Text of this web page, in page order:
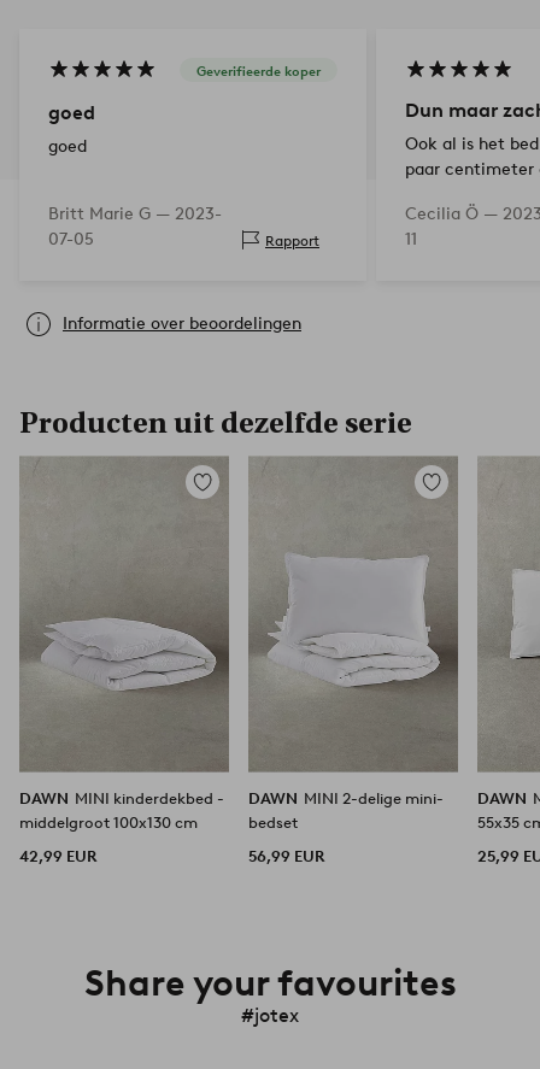
Geverifieerde koper
goed
goed
Britt Marie G — 2023-
07-05
Rapport
Dun maar
Ook al is het
paar centimeter
Cecilia Ö —
11
Informatie over beoordelingen
Producten uit dezelfde serie
Toevoegen
DAWN MINI kinderdekbed -
middelgroot 100x130 cm
42,99 EUR
Toevoegen
DAWN MINI 2-delige mini-
bedset
56,99 EUR
DAWN
55x35
25,99
Share your favourites
#jotex